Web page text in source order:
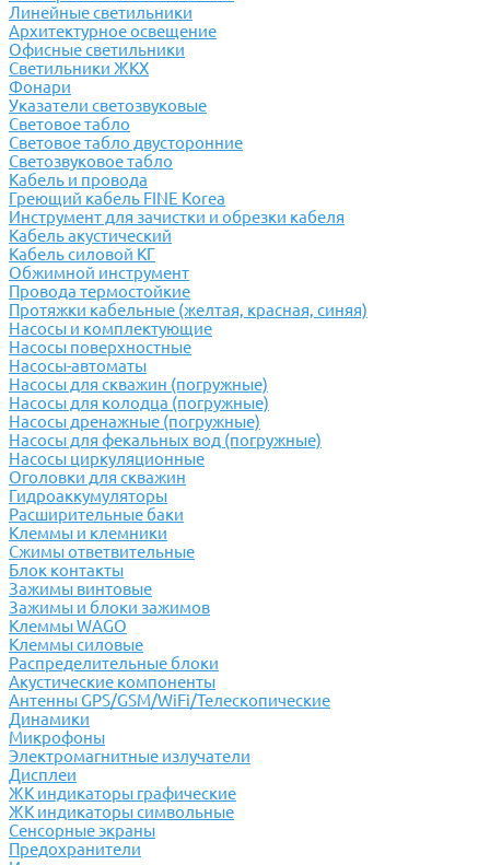
Линейные светильники
Архитектурное освещение
Офисные светильники
Светильники ЖКХ
Фонари
Указатели светозвуковые
Световое табло
Световое табло двусторонние
Светозвуковое табло
Кабель и провода
Греющий кабель FINE Korea
Инструмент для зачистки и обрезки кабеля
Кабель акустический
Кабель силовой КГ
Обжимной инструмент
Провода термостойкие
Протяжки кабельные (желтая, красная, синяя)
Насосы и комплектующие
Насосы поверхностные
Насосы-автоматы
Насосы для скважин (погружные)
Насосы для колодца (погружные)
Насосы дренажные (погружные)
Насосы для фекальных вод (погружные)
Насосы циркуляционные
Оголовки для скважин
Гидроаккумуляторы
Расширительные баки
Клеммы и клемники
Cжимы ответвительные
Блок контакты
Зажимы винтовые
Зажимы и блоки зажимов
Клеммы WAGO
Клеммы силовые
Распределительные блоки
Акустические компоненты
Антенны GPS/GSM/WiFi/Телескопические
Динамики
Микрофоны
Электромагнитные излучатели
Дисплеи
ЖК индикаторы графические
ЖК индикаторы символьные
Сенсорные экраны
Предохранители